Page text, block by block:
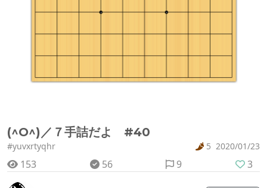
(^O^)／７手詰だよ #40
#yuvxrtyqhr 5 2020/01/23
153 56 9 3